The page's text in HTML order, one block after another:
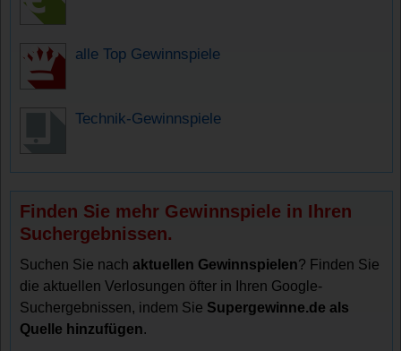
alle Top Gewinnspiele
Technik-Gewinnspiele
Finden Sie mehr Gewinnspiele in Ihren
Suchergebnissen.
Suchen Sie nachaktuellen Gewinnspielen? Finden Sie
die aktuellen Verlosungen öfter in Ihren Google-
Suchergebnissen, indem Sie Supergewinne.de als
Quelle hinzufügen.